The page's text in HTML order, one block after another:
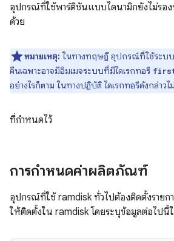
อุปกรณ์ที่ใช้พาร์ติชันแบบไดนามิกยังไม่รอ
ด้วย
หมายเหตุ: ในทางทฤษฎี อุปกรณ์ที่ใช้ระบ
คืนเฉพาะอาจมีอิมเมจระบบที่มีไดเรกทอรี
อย่างไรก็ตาม ในทางปฏิบัติ ไดเรกทอรีดังกล่าวไ
ที่กำหนดไว้
การกำหนดค่าผลิตภัณฑ์
อุปกรณ์ที่ใช้ ramdisk ทั่วไปต้องติดตั้งราย
ให้ติดตั้งใน ramdisk โดยระบุข้อมูลต่อไปนี้